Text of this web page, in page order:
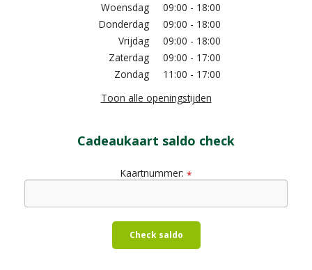
Woensdag
09:00 - 18:00
Donderdag
09:00 - 18:00
Vrijdag
09:00 - 18:00
Zaterdag
09:00 - 17:00
Zondag
11:00 - 17:00
Toon alle openingstijden
Cadeaukaart saldo check
Kaartnummer: *
Check saldo